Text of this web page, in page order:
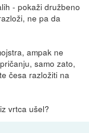
- pokaži družbeno
ne pa da
ampak ne
samo zato,
česa razložiti na
vrtca ušel?